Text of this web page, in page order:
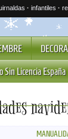
· infantiles ·
Sin Licencia España